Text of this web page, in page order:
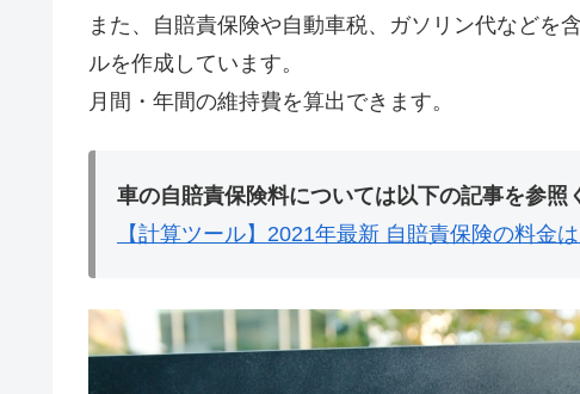
また、自賠責保険や自動車税、ガソリン代などを
ルを作成しています。
月間・年間の維持費を算出できます。
車の自賠責保険料については以下の記事を参照
【計算ツール】2021年最新 自賠責保険の料金